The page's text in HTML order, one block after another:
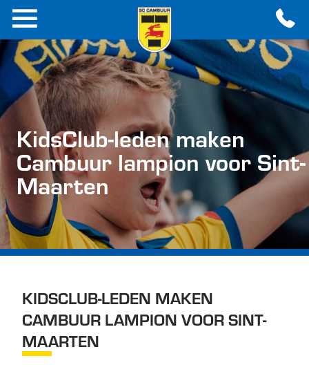
KidsClub-leden maken
Cambuur lampion voor Sint-
Maarten
KIDSCLUB-LEDEN MAKEN
CAMBUUR LAMPION VOOR SINT-
MAARTEN